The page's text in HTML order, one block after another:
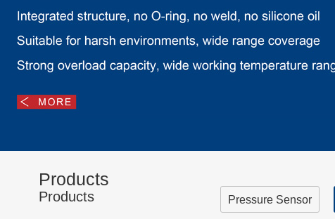
Products
Products Pressure Sensor